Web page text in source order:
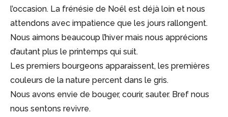
l’occasion. La frénésie de Noël est déjà loin et nous
attendons avec impatience que les jours rallongent.
Nous aimons beaucoup l’hiver mais nous apprécions
d’autant plus le printemps qui suit.
Les premiers bourgeons apparaissent, les premières
couleurs de la nature percent dans le gris.
Nous avons envie de bouger, courir, sauter. Bref nous
nous sentons revivre.